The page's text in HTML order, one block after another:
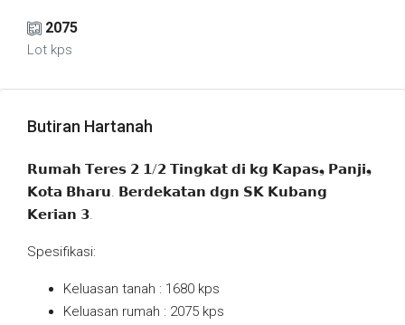
2075
Lot kps
Butiran Hartanah
𝗥𝘂𝗺𝗮𝗵 𝗧𝗲𝗿𝗲𝘀 𝟮 𝟭/𝟮 𝗧𝗶𝗻𝗴𝗸𝗮𝘁 𝗱𝗶 𝗸𝗴 𝗞𝗮𝗽𝗮𝘀❟ 𝗣𝗮𝗻𝗷𝗶❟
𝗞𝗼𝘁𝗮 𝗕𝗵𝗮𝗿𝘂. 𝗕𝗲𝗿𝗱𝗲𝗸𝗮𝘁𝗮𝗻 𝗱𝗴𝗻 𝗦𝗞 𝗞𝘂𝗯𝗮𝗻𝗴
𝗞𝗲𝗿𝗶𝗮𝗻 𝟯.
Spesifikasi:
Keluasan tanah : 1680 kps
Keluasan rumah : 2075 kps